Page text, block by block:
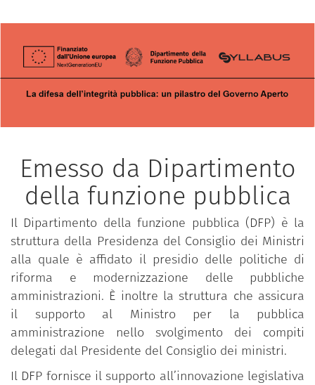
Emesso da Dipartimento
della funzione pubblica
Il Dipartimento della funzione pubblica (DFP) è la
struttura della Presidenza del Consiglio dei Ministri
alla quale è affidato il presidio delle politiche di
riforma e modernizzazione delle pubbliche
amministrazioni. È inoltre la struttura che assicura
il supporto al Ministro per la pubblica
amministrazione nello svolgimento dei compiti
delegati dal Presidente del Consiglio dei ministri.
Il DFP fornisce il supporto all’innovazione legislativa